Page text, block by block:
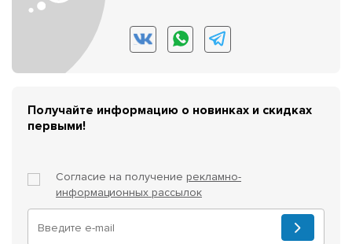
Получайте информацию о новинках и скидках
первыми!
Согласие на получение рекламно-
информационных рассылок